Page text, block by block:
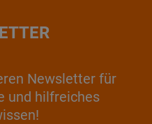
Newsletter für
und hilfreiches